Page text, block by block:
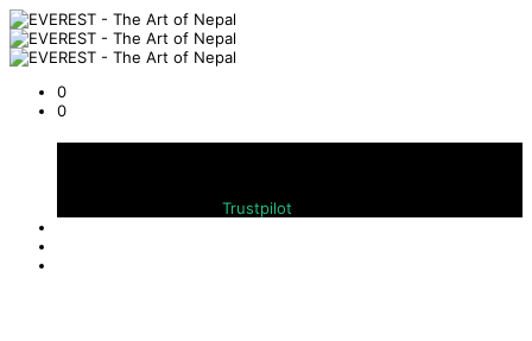
0
0
Trustpilot